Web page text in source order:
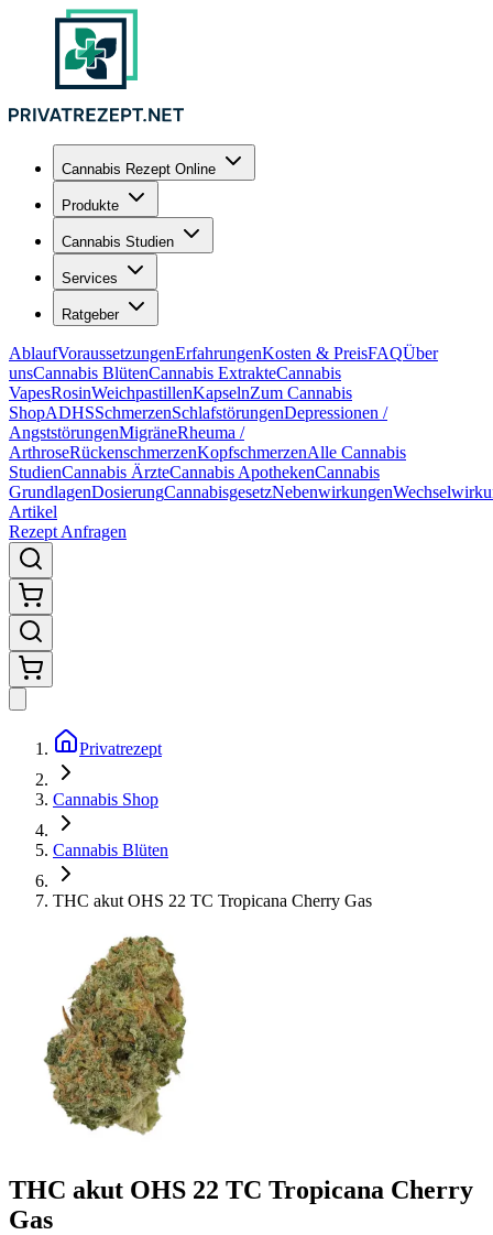
Cannabis Rezept Online
Produkte
Cannabis Studien
Services
Ratgeber
AblaufVoraussetzungenErfahrungenKosten & PreisFAQÜber
unsCannabis BlütenCannabis ExtrakteCannabis
VapesRosinWeichpastillenKapselnZum Cannabis
ShopADHSSchmerzenSchlafstörungenDepressionen /
AngststörungenMigräneRheuma /
ArthroseRückenschmerzenKopfschmerzenAlle Cannabis
StudienCannabis ÄrzteCannabis ApothekenCannabis
GrundlagenDosierungCannabisgesetzNebenwirkungen
Artikel
Rezept Anfragen
Privatrezept
Cannabis Shop
Cannabis Blüten
THC akut OHS 22 TC Tropicana Cherry Gas
THC akut OHS 22 TC Tropicana Cherry
Gas